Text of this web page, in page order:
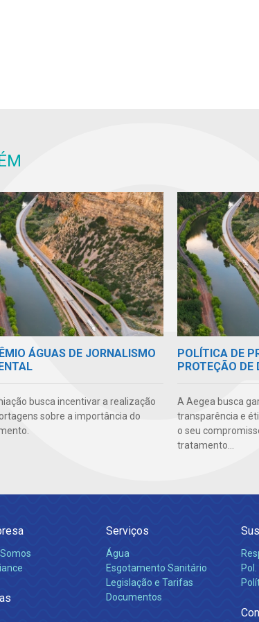
ÁGUAS DE JORNALISMO
busca incentivar a realização
sobre a importância do
POLÍTICA DE
PROTEÇÃO DE
A Aegea busca
transparência e
o seu
tratamento...
Serviços
Água
Esgotamento Sanitário
Legislação e Tarifas
Documentos